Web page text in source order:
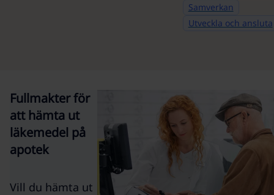
Samverkan
Utveckla och ansluta
Fullmakter för
att hämta ut
läkemedel på
apotek
Vill du hämta ut